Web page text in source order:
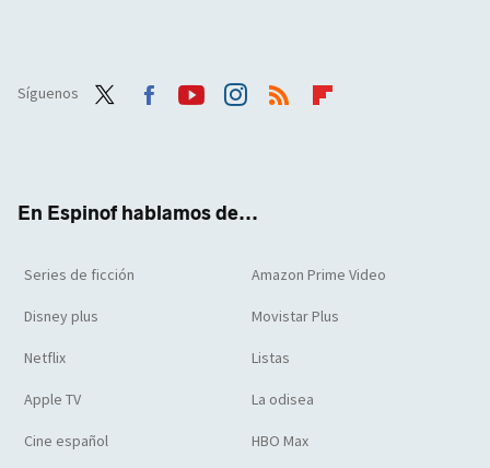
Síguenos
En Espinof hablamos de...
Series de ficción Amazon Prime Video
Disney plus Movistar Plus
Netflix Listas
Apple TV La odisea
Cine español HBO Max